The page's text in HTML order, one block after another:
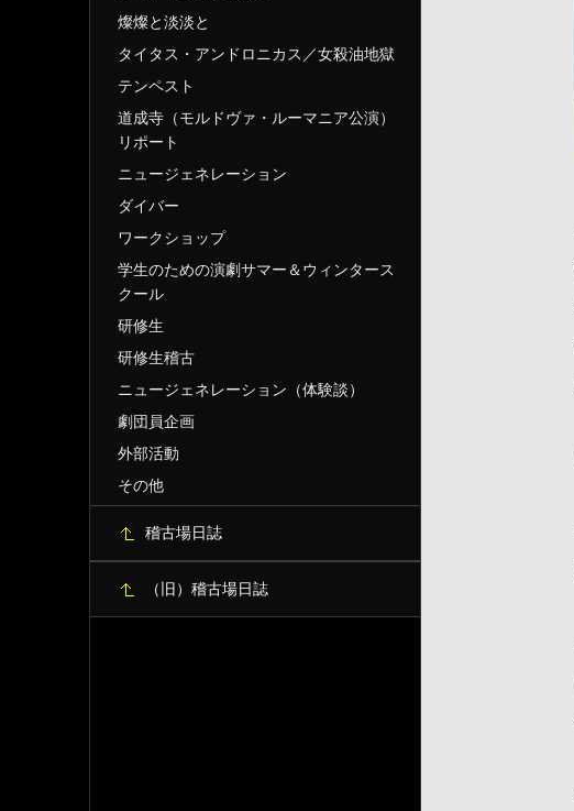
燦燦と淡淡と
タイタス・アンドロニカス／女殺油地獄
テンペスト
道成寺（モルドヴァ・ルーマニア公演）
リポート
ニュージェネレーション
ダイバー
ワークショップ
学生のための演劇サマー＆ウィンタース
クール
研修生
研修生稽古
ニュージェネレーション（体験談）
劇団員企画
外部活動
その他
稽古場日誌
（旧）稽古場日誌